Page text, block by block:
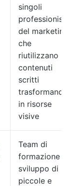
singoli
professionisti
del marketing
che
riutilizzano
contenuti
scritti
in risorse
visive
Team di
formazione e
sviluppo di
piccole e